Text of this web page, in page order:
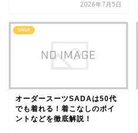
2026年7月5日
SADA
オーダースーツSADAは50代
でも着れる！着こなしのポイ
ントなどを徹底解説！